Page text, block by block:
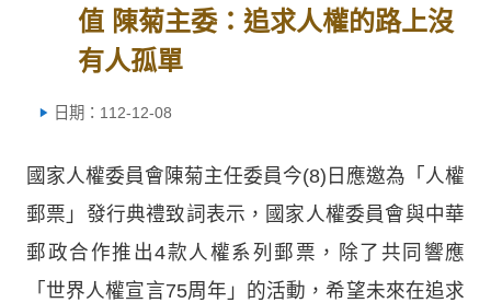
值 陳菊主委：追求人權的路上沒
有人孤單
日期：112-12-08
國家人權委員會陳菊主任委員今(8)日應邀為「人權
郵票」發行典禮致詞表示，國家人權委員會與中華
郵政合作推出4款人權系列郵票，除了共同響應
「世界人權宣言75周年」的活動，希望未來在追求